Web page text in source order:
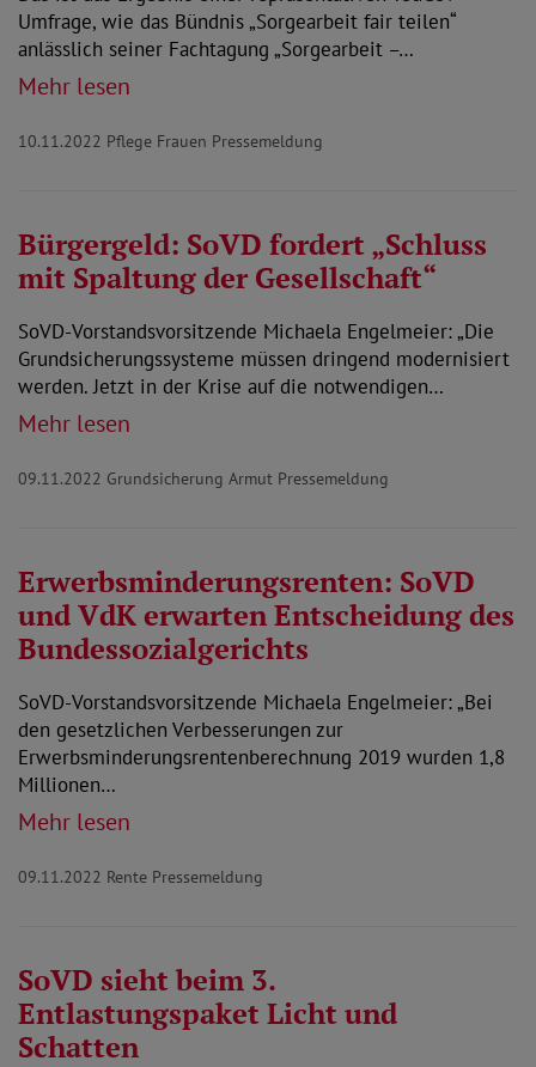
Umfrage, wie das Bündnis „Sorgearbeit fair teilen“
anlässlich seiner Fachtagung „Sorgearbeit –…
Mehr lesen
10.11.2022 Pflege Frauen Pressemeldung
Bürgergeld: SoVD fordert „Schluss
mit Spaltung der Gesellschaft“
SoVD-Vorstandsvorsitzende Michaela Engelmeier: „Die
Grundsicherungssysteme müssen dringend modernisiert
werden. Jetzt in der Krise auf die notwendigen…
Mehr lesen
09.11.2022 Grundsicherung Armut Pressemeldung
Erwerbsminderungsrenten: SoVD
und VdK erwarten Entscheidung des
Bundessozialgerichts
SoVD-Vorstandsvorsitzende Michaela Engelmeier: „Bei
den gesetzlichen Verbesserungen zur
Erwerbsminderungsrentenberechnung 2019 wurden 1,8
Millionen…
Mehr lesen
09.11.2022 Rente Pressemeldung
SoVD sieht beim 3.
Entlastungspaket Licht und
Schatten